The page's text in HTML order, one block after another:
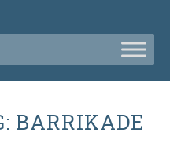
BARRIKADE